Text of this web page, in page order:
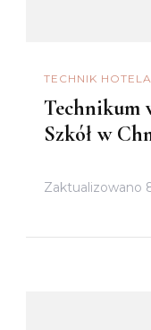
TECHNIK
Technikum
Szkół w
Zaktualizowano